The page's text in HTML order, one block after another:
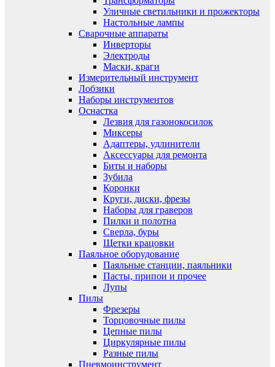
Уличные светильники и прожекторы
Настольные лампы
Сварочные аппараты
Инверторы
Электроды
Маски, краги
Измерительный инструмент
Лобзики
Наборы инструментов
Оснастка
Лезвия для газонокосилок
Миксеры
Адаптеры, удлинители
Аксессуары для ремонта
Биты и наборы
Зубила
Коронки
Круги, диски, фрезы
Наборы для граверов
Пилки и полотна
Сверла, буры
Щетки крацовки
Паяльное оборудование
Паяльные станции, паяльники
Пасты, припои и прочее
Лупы
Пилы
Фрезеры
Торцовочные пилы
Цепные пилы
Циркулярные пилы
Разные пилы
Пневмоинструмент